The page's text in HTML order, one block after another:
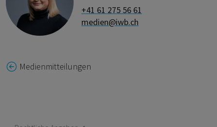
+41 61 275 56 61
medien@iwb.ch
Medienmitteilungen